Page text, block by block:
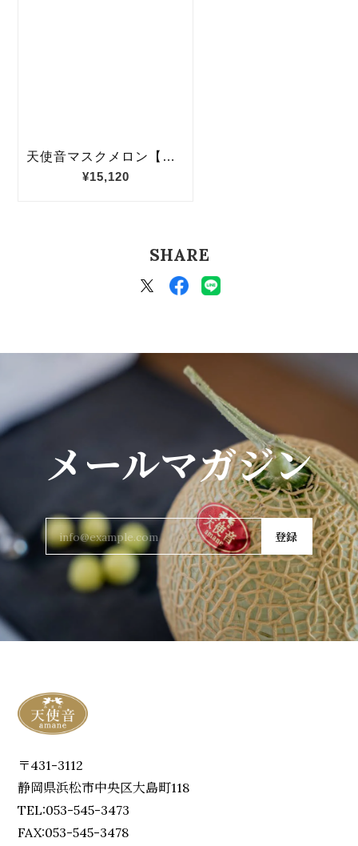
SHARE
メールマガジン
登録
〒431-3112
静岡県浜松市中央区大島町118
TEL:053-545-3473
FAX:053-545-3478